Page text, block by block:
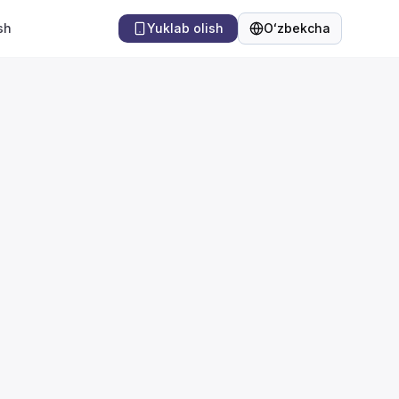
Yuklab olish Oʻzbekcha
Til